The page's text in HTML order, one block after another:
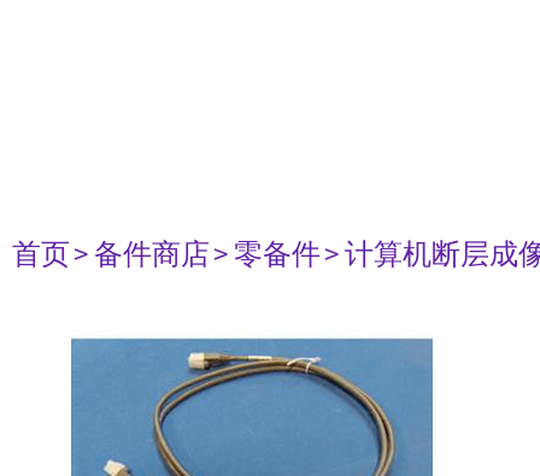
首页> 备件商店> 零备件> 计算机断层成